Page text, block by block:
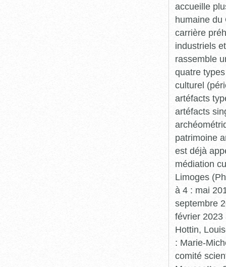
accueille
humaine du
carrière
industriels
rassemble
quatre
culturel
artéfacts
artéfacts
patrimoine
est déjà
médiation
Limoges
à 4 : mai
septembre
février 2023
Hottin,
: Marie-
comité